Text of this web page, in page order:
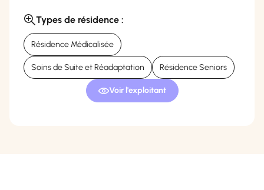
Types de résidence :
Résidence Médicalisée
Soins de Suite et Réadaptation Résidence Seniors
Voir l'exploitant